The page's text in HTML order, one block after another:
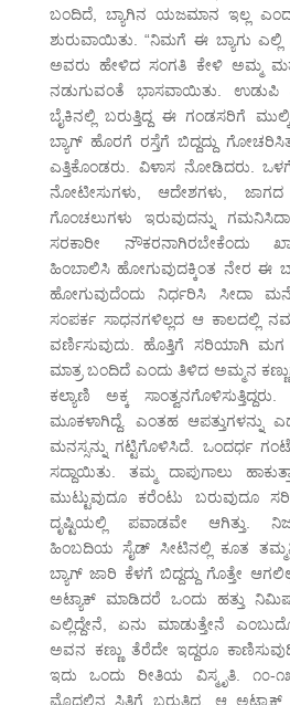
ಬಂದಿದೆ, ಬ್ಯಾಗಿನ ಯಜಮಾನ ಇಲ್ಲ
ಶುರುವಾಯಿತು. “ನಿಮಗೆ ಈ ಬ್ಯಾಗು ಎಲ್ಲಿ
ಅವರು ಹೇಳಿದ ಸಂಗತಿ ಕೇಳಿ ಅಮ್ಮ
ನಡುಗುವಂತೆ ಭಾಸವಾಯಿತು. ಉಡುಪಿ
ಬೈಕಿನಲ್ಲಿ ಬರುತ್ತಿದ್ದ ಈ ಗಂಡಸರಿಗೆ
ಬ್ಯಾಗ್ ಹೊರಗೆ ರಸ್ತೆಗೆ ಬಿದ್ದದ್ದು
ಎತ್ತಿಕೊಂಡರು. ವಿಳಾಸ ನೋಡಿದರು.
ನೋಟೀಸುಗಳು, ಆದೇಶಗಳು,
ಗೊಂಚಲುಗಳು ಇರುವುದನ್ನು
ಸರಕಾರೀ ನೌಕರನಾಗಿರಬೇಕೆಂದು
ಹಿಂಬಾಲಿಸಿ ಹೋಗುವುದಕ್ಕಿಂತ ನೇರ ಈ
ಹೋಗುವುದೆಂದು ನಿರ್ಧರಿಸಿ ಸೀದಾ
ಸಂಪರ್ಕ ಸಾಧನಗಳಿಲ್ಲದ ಆ ಕಾಲದಲ್ಲಿ
ವರ್ಣಿಸುವುದು. ಹೊತ್ತಿಗೆ ಸರಿಯಾಗಿ ಮಗ
ಮಾತ್ರ ಬಂದಿದೆ ಎಂದು ತಿಳಿದ ಅಮ್ಮನ
ಕಲ್ಯಾಣಿ ಅಕ್ಕ
ಮೂಕಳಾಗಿದ್ದೆ. ಎಂತಹ ಆಪತ್ತುಗಳನ್ನು
ಮನಸ್ಸನ್ನು ಗಟ್ಟಿಗೊಳಿಸಿದೆ. ಒಂದರ್ಧ
ಸದ್ದಾಯಿತು. ತಮ್ಮ ದಾಪುಗಾಲು
ಮುಟ್ಟುವುದೂ ಕರೆಂಟು ಬರುವುದೂ
ದೃಷ್ಟಿಯಲ್ಲಿ ಪವಾಡವೇ ಆಗಿತ್ತು.
ಹಿಂಬದಿಯ ಸೈಡ್ ಸೀಟಿನಲ್ಲಿ ಕೂತ
ಬ್ಯಾಗ್ ಜಾರಿ ಕೆಳಗೆ ಬಿದ್ದದ್ದು ಗೊತ್ತೇ
ಅಟ್ಯಾಕ್ ಮಾಡಿದರೆ ಒಂದು ಹತ್ತು
ಎಲ್ಲಿದ್ದೇನೆ, ಏನು ಮಾಡುತ್ತೇನೆ
ಅವನ ಕಣ್ಣು ತೆರೆದೇ ಇದ್ದರೂ
ಇದು ಒಂದು ರೀತಿಯ ವಿಸ್ಮೃತಿ.
ಮೊದಲಿನ ಸ್ಥಿತಿಗೆ ಬರುತ್ತಿದ್ದ. ಆ